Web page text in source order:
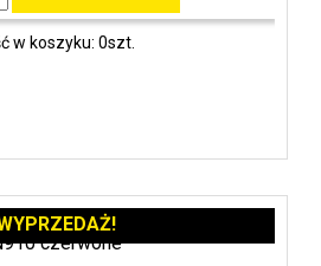
w koszyku: 0szt.